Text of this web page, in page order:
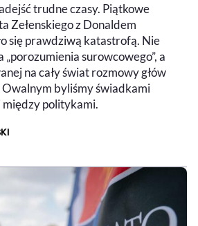
trudne czasy. Piątkowe
Zełenskiego z Donaldem
się prawdziwą katastrofą. Nie
„porozumienia surowcowego”, a
na cały świat rozmowy głów
Owalnym byliśmy świadkami
politykami.